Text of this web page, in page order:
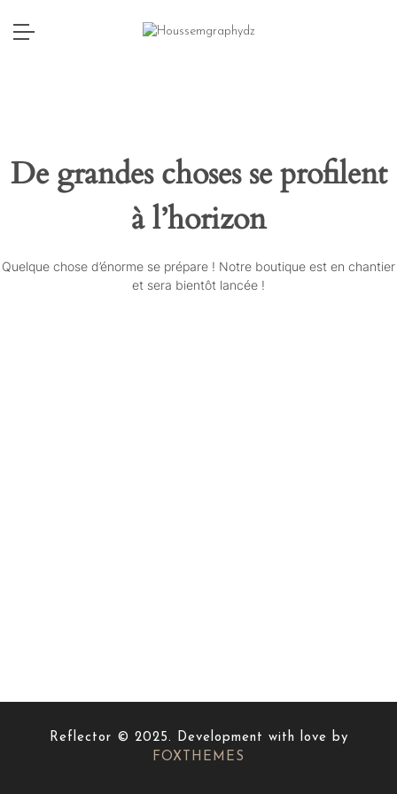
De grandes choses se profilent
à l’horizon
Quelque chose d’énorme se prépare ! Notre boutique est en chantier
et sera bientôt lancée !
Reflector © 2025. Development with love by
FOXTHEMES